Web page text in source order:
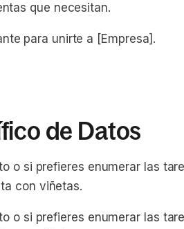
que necesitan.
para unirte a [Empresa].
de Datos
o si prefieres enumerar las
con viñetas.
o si prefieres enumerar las